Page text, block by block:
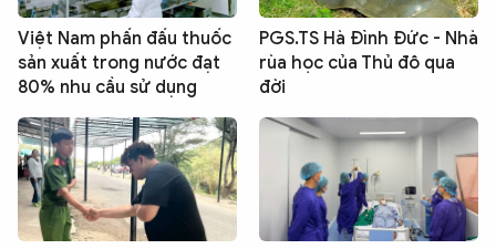
Việt Nam phấn đấu thuốc
sản xuất trong nước đạt
80% nhu cầu sử dụng
PGS.TS Hà Đình Đức - Nhà
rùa học của Thủ đô qua
đời